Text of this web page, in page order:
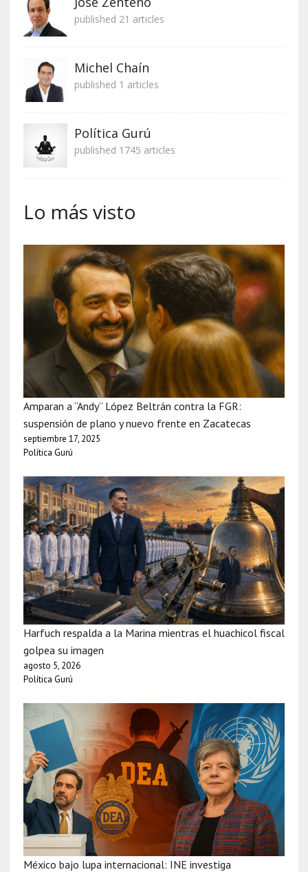
published 21 articles
Michel Chaín
published 1 articles
Política Gurú
published 1745 articles
Lo más visto
Amparan a “Andy” López Beltrán contra la FGR:
suspensión de plano y nuevo frente en Zacatecas
septiembre 17, 2025
Política Gurú
Harfuch respalda a la Marina mientras el huachicol fiscal
golpea su imagen
agosto 5, 2026
Política Gurú
México bajo lupa internacional: INE investiga